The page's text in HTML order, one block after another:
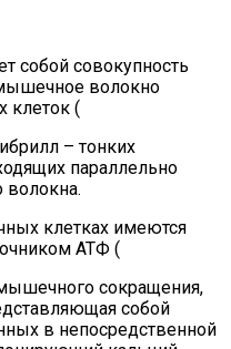
собой совокупность
волокно
клеток (
– тонких
параллельно
клетках имеются
АТФ (
сокращения,
собой
в непосредственной